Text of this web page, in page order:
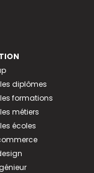
diplômes
formations
métiers
écoles